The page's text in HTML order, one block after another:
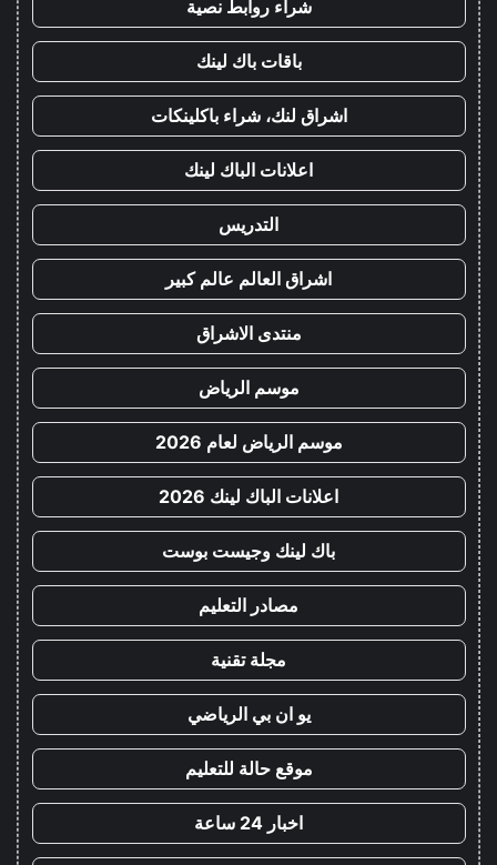
شراء روابط نصية
باقات باك لينك
اشراق لنك، شراء باكلينكات
اعلانات الباك لينك
التدريس
اشراق العالم عالم كبير
منتدى الاشراق
موسم الرياض
موسم الرياض لعام 2026
اعلانات الباك لينك 2026
باك لينك وجيست بوست
مصادر التعليم
مجلة تقنية
يو ان بي الرياضي
موقع حالة للتعليم
اخبار 24 ساعة